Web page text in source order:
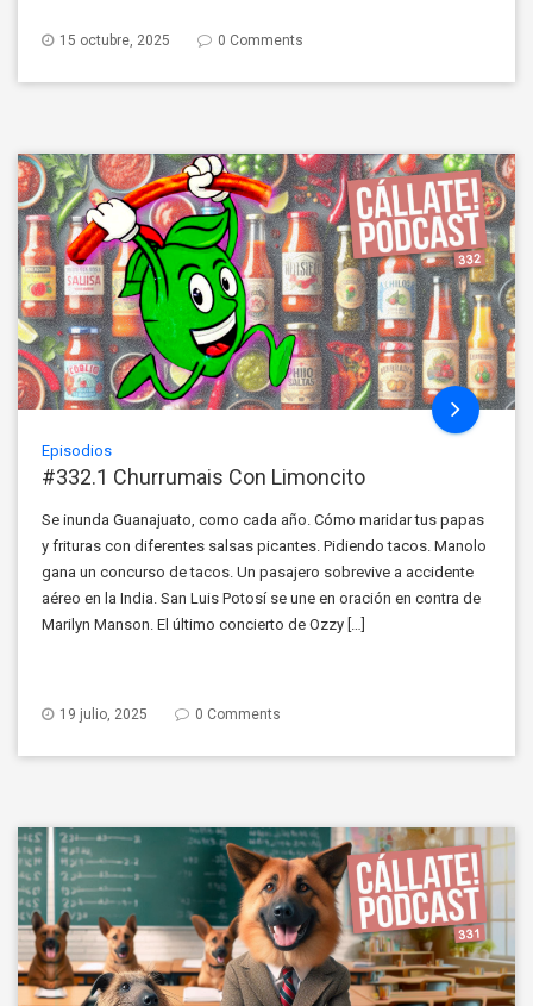
15 octubre, 2025 0 Comments
Episodios
#332.1 Churrumais Con Limoncito
Se inunda Guanajuato, como cada año. Cómo maridar tus papas
y frituras con diferentes salsas picantes. Pidiendo tacos. Manolo
gana un concurso de tacos. Un pasajero sobrevive a accidente
aéreo en la India. San Luis Potosí se une en oración en contra de
Marilyn Manson. El último concierto de Ozzy […]
19 julio, 2025 0 Comments